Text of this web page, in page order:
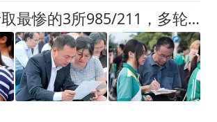
2026高考录取最惨的3所985/211，多轮征集都无人投档！你敢信？